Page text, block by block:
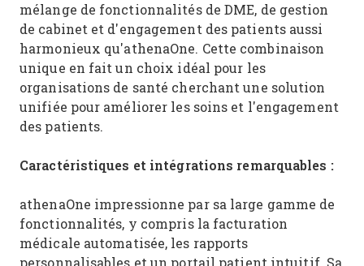
mélange de fonctionnalités de DME, de gestion
de cabinet et d'engagement des patients aussi
harmonieux qu'athenaOne. Cette combinaison
unique en fait un choix idéal pour les
organisations de santé cherchant une solution
unifiée pour améliorer les soins et l'engagement
des patients.
Caractéristiques et intégrations remarquables :
athenaOne impressionne par sa large gamme de
fonctionnalités, y compris la facturation
médicale automatisée, les rapports
personnalisables et un portail patient intuitif. Sa